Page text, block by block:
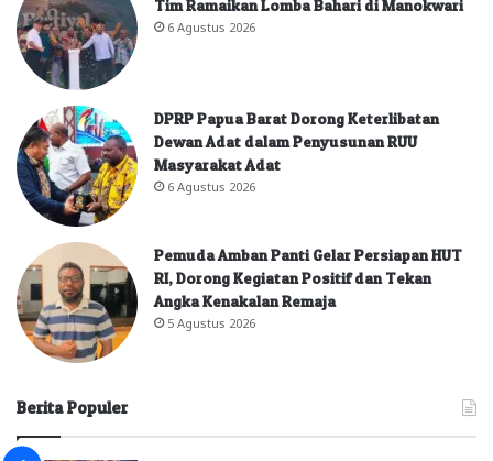
Tim Ramaikan Lomba Bahari di Manokwari
6 Agustus 2026
DPRP Papua Barat Dorong Keterlibatan
Dewan Adat dalam Penyusunan RUU
Masyarakat Adat
6 Agustus 2026
Pemuda Amban Panti Gelar Persiapan HUT
RI, Dorong Kegiatan Positif dan Tekan
Angka Kenakalan Remaja
5 Agustus 2026
Berita Populer